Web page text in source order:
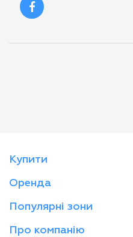
Купити
Оренда
Популярні зони
Про компанію